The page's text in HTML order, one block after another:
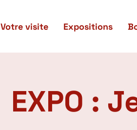
Votre visite Expositions
EXPO :